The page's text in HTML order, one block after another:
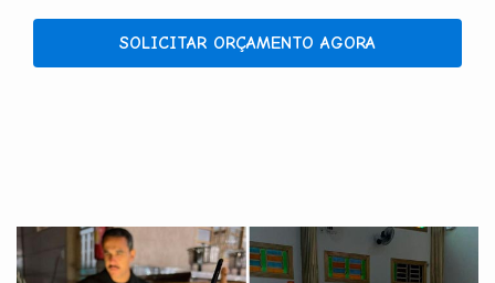
SOLICITAR ORÇAMENTO AGORA